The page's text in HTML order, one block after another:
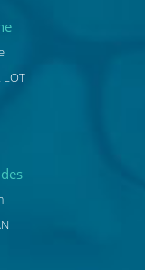
LOT